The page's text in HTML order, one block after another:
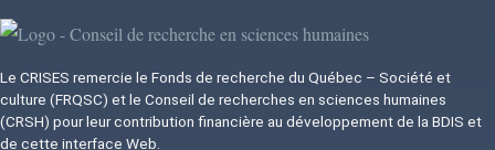
Le CRISES remercie le Fonds de recherche du Québec – Société et
culture (FRQSC) et le Conseil de recherches en sciences humaines
(CRSH) pour leur contribution financière au développement de la BDIS et
de cette interface Web.